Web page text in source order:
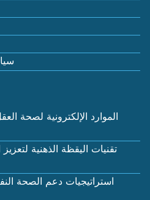
الموارد الإلكترونية لصحة
تقنيات اليقظة الذهنية
استراتيجيات دعم الصحة